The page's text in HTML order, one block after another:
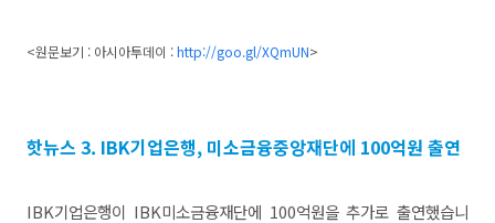
<원문보기 : 아시아투데이 :http://goo.gl/XQmUN>
핫뉴스 3. IBK기업은행, 미소금융중앙재단에 100억원 출연
IBK기업은행이 IBK미소금융재단에 100억원을 추가로 출연했습니